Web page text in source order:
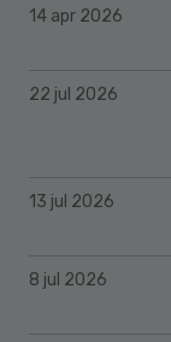
14 apr 2026
22 jul 2026
13 jul 2026
8 jul 2026